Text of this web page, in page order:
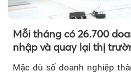
Mỗi tháng có 26.700
nhập và quay lại thị
Mặc dù số doanh nghiệp